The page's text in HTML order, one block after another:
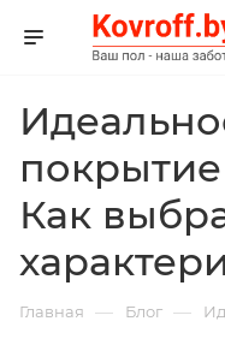
Как
Главная — Блог —